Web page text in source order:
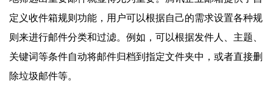
定义收件箱规则功能，用户可以根据自己的需求设置各种规
则来进行邮件分类和过滤。例如，可以根据发件人、主题、
关键词等条件自动将邮件归档到指定文件夹中，或者直接删
除垃圾邮件等。